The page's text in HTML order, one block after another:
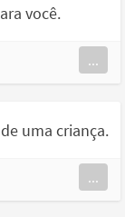
você.
...
uma criança.
...